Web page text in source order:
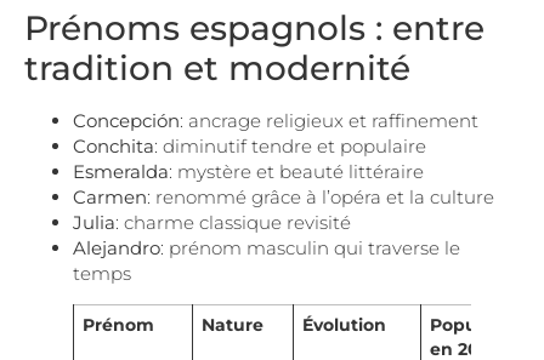
Prénoms espagnols : entre
tradition et modernité
Concepción: ancrage religieux et raffinement
Conchita: diminutif tendre et populaire
Esmeralda: mystère et beauté littéraire
Carmen: renommé grâce à l’opéra et la culture
Julia: charme classique revisité
Alejandro: prénom masculin qui traverse le
temps
Prénom Nature Évolution
Popularité
en 2025